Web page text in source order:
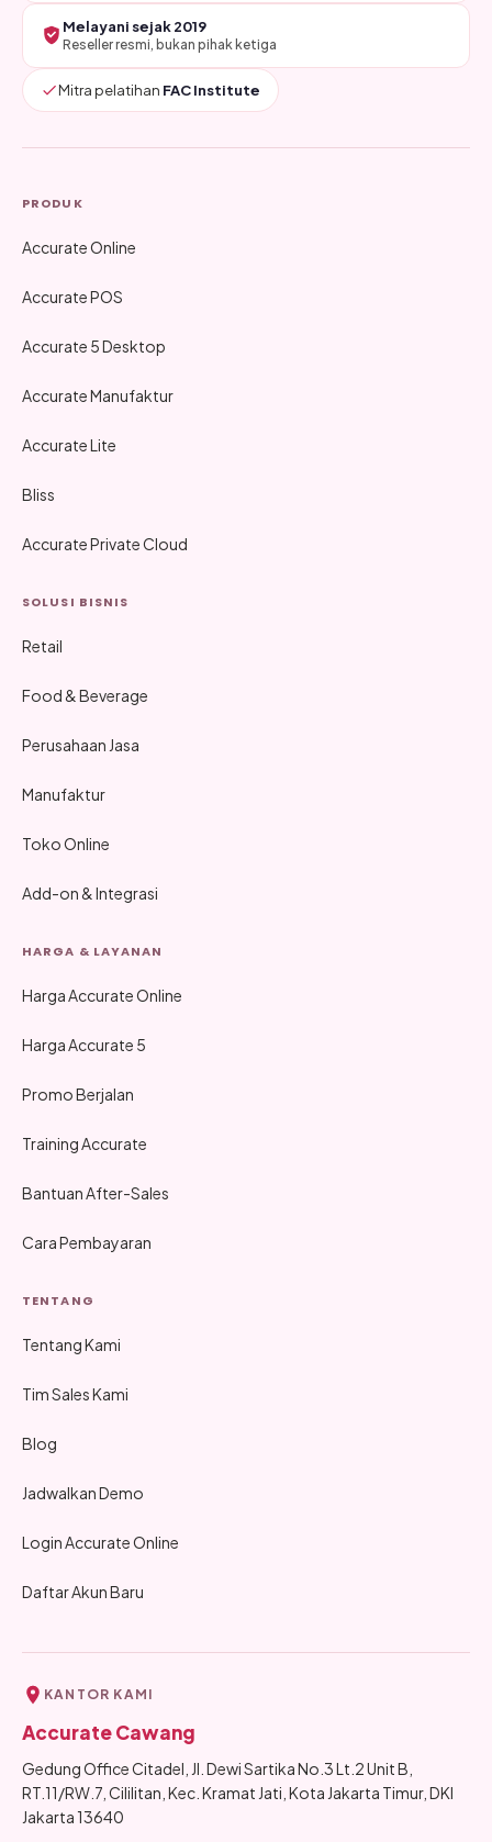
Melayani sejak 2019
Reseller resmi, bukan pihak ketiga
Mitra pelatihan FAC Institute
PRODUK
Accurate Online
Accurate POS
Accurate 5 Desktop
Accurate Manufaktur
Accurate Lite
Bliss
Accurate Private Cloud
SOLUSI BISNIS
Retail
Food & Beverage
Perusahaan Jasa
Manufaktur
Toko Online
Add-on & Integrasi
HARGA & LAYANAN
Harga Accurate Online
Harga Accurate 5
Promo Berjalan
Training Accurate
Bantuan After-Sales
Cara Pembayaran
TENTANG
Tentang Kami
Tim Sales Kami
Blog
Jadwalkan Demo
Login Accurate Online
Daftar Akun Baru
KANTOR KAMI
Accurate Cawang
Gedung Office Citadel, Jl. Dewi Sartika No.3 Lt.2 Unit B,
RT.11/RW.7, Cililitan, Kec. Kramat Jati, Kota Jakarta Timur, DKI
Jakarta 13640